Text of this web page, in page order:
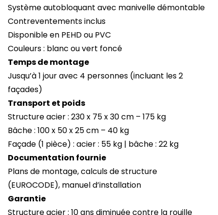
Système autobloquant avec manivelle démontable
Contreventements inclus
Disponible en PEHD ou PVC
Couleurs : blanc ou vert foncé
Temps de montage
Jusqu’à 1 jour avec 4 personnes (incluant les 2
façades)
Transport et poids
Structure acier : 230 x 75 x 30 cm – 175 kg
Bâche : 100 x 50 x 25 cm – 40 kg
Façade (1 pièce) : acier : 55 kg | bâche : 22 kg
Documentation fournie
Plans de montage, calculs de structure
(EUROCODE), manuel d’installation
Garantie
Structure acier : 10 ans diminuée contre la rouille